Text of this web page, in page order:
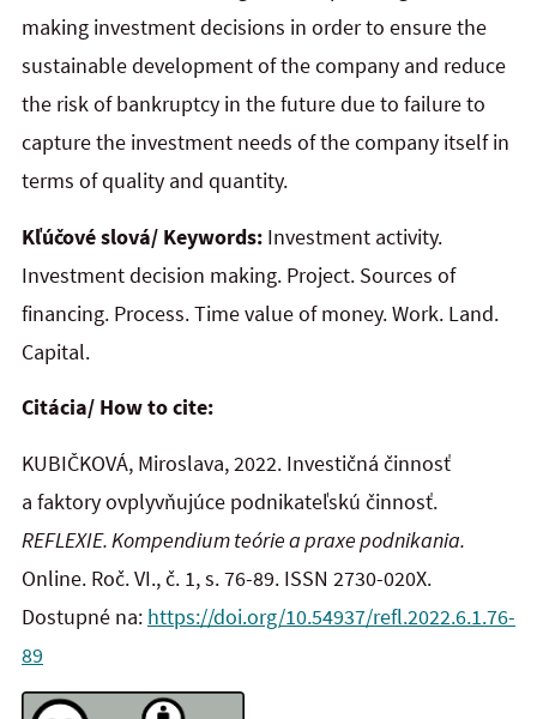
making investment decisions in order to ensure the
sustainable development of the company and reduce
the risk of bankruptcy in the future due to failure to
capture the investment needs of the company itself in
terms of quality and quantity.
Kľúčové slová/ Keywords: Investment activity.
Investment decision making. Project. Sources of
financing. Process. Time value of money. Work. Land.
Capital.
Citácia/ How to cite:
KUBIČKOVÁ, Miroslava, 2022. Investičná činnosť
a faktory ovplyvňujúce podnikateľskú činnosť.
REFLEXIE. Kompendium teórie a praxe podnikania.
Online. Roč. VI., č. 1, s. 76-89. ISSN 2730-020X.
Dostupné na: https://doi.org/10.54937/refl.2022.6.1.76-
89